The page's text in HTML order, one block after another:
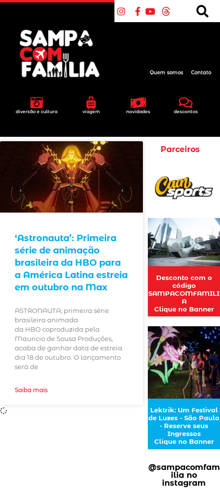
diversão e cultura viagem novidades descontos
Quem somos Contato
‘Astronauta’: Primeira
série de animação
brasileira da HBO para
a América Latina estreia
em outubro na Max
ASTRONAUTA, primeira série
brasileira animada
da HBO coproduzida pela
Mauricio de Sousa Produções,
acaba de ganhar data de estreia:
dia 18 de outubro. O lançamento
será de
Saiba mais
Parceiros
Desconto com o
código
SAMPACOMFAMILI
A
Clique no Banner
Lektrik: Um Festival
de Luzes - São Paulo
- Reserve seus
Ingressos
Clique no Banner
@sampacomfam
ilia no
instagram